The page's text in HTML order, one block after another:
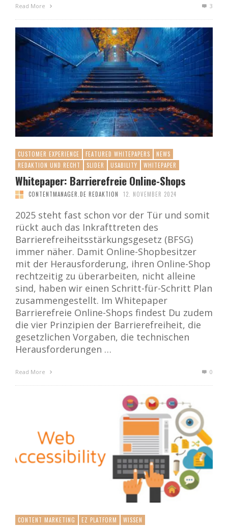
Read More 3
CUSTOMER EXPERIENCE FEATURED WHITEPAPERS
NEWS
REDAKTION UND RECHT
SLIDER USABILITY WHITEPAPER
Whitepaper: Barrierefreie Online-Shops
CONTENTMANAGER.DE REDAKTION 12. NOVEMBER 2024
2025 steht fast schon vor der Tür und somit
rückt auch das Inkrafttreten des
Barrierefreiheitsstärkungsgesetz (BFSG)
immer näher. Damit Online-Shopbesitzer
mit der Herausforderung, ihren Online-Shop
rechtzeitig zu überarbeiten, nicht alleine
sind, haben wir einen Schritt-für-Schritt Plan
zusammengestellt. Im Whitepaper
Barrierefreie Online-Shops findest Du zudem
die vier Prinzipien der Barrierefreiheit, die
gesetzlichen Vorgaben, die technischen
Herausforderungen …
Read More 0
CONTENT MARKETING EZ PLATFORM WISSEN